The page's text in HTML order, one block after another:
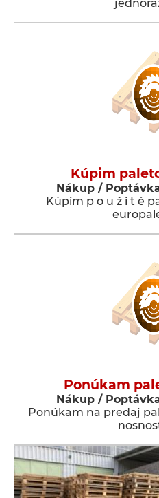
Kúpim
Nákup /
Kúpim p o u ž i t é
Ponúkam
Nákup /
Ponúkam na predaj